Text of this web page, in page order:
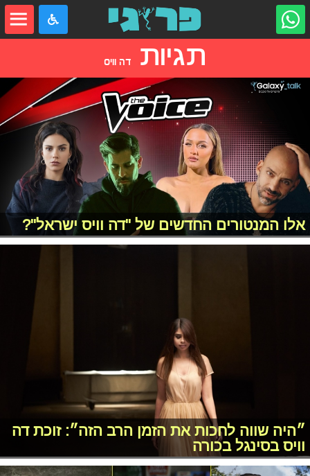
תגיות דה וויס
אלו המנטורים החדשים של "דה וויס ישראל"?
״היה שווה לחכות את הזמן הרב הזה״: זוכת דה
וויס בסינגל בכורה